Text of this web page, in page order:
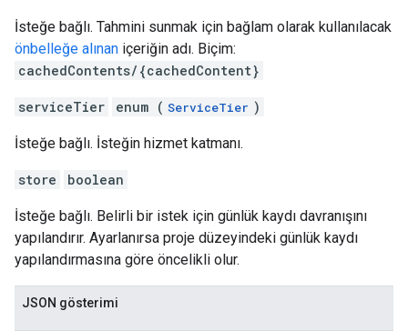
İsteğe bağlı. Tahmini sunmak için bağlam olarak kullanılacak
önbelleğe alınan içeriğin adı. Biçim:
cachedContents/{cachedContent}
serviceTier enum ( ServiceTier )
İsteğe bağlı. İsteğin hizmet katmanı.
store boolean
İsteğe bağlı. Belirli bir istek için günlük kaydı davranışını
yapılandırır. Ayarlanırsa proje düzeyindeki günlük kaydı
yapılandırmasına göre öncelikli olur.
JSON gösterimi